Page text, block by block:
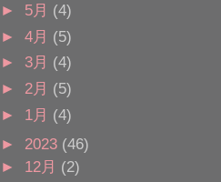
► 5月 (4)
► 4月 (5)
► 3月 (4)
► 2月 (5)
► 1月 (4)
► 2023 (46)
► 12月 (2)